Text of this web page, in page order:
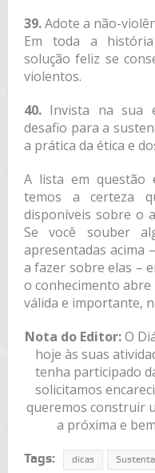
39.Adote a não-
Em toda a
solução feliz se
violentos.
40.Invista na sua
desafio para a
a prática da ética e
A lista em questão
temos a certeza
disponíveis sobre o
Se você souber
apresentadas acima
a fazer sobre elas –
o conhecimento
válida e importante,
Nota do Editor:O
hoje às suas
tenha participado
solicitamos
queremos construir
a próxima e
Tags: dicas